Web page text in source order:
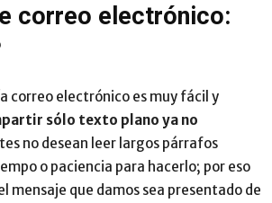
correo electrónico:
correo electrónico es muy fácil y
sólo texto plano ya no
no desean leer largos párrafos
o paciencia para hacerlo; por eso
mensaje que damos sea presentado de